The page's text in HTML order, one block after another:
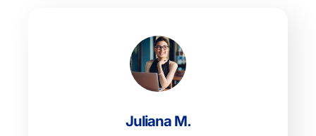
Juliana M.